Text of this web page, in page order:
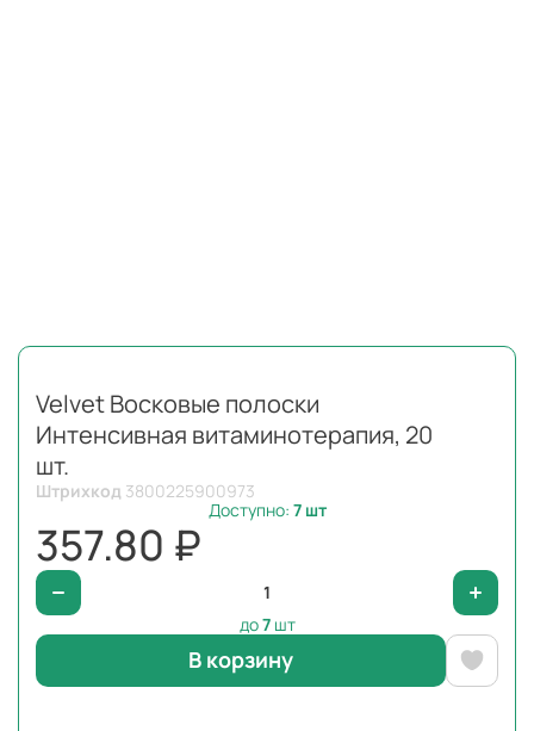
Velvet Восковые полоски
Интенсивная витаминотерапия, 20
шт.
Штрихкод 3800225900973
Доступно: 7 шт
357.80 ₽
до7шт
В корзину